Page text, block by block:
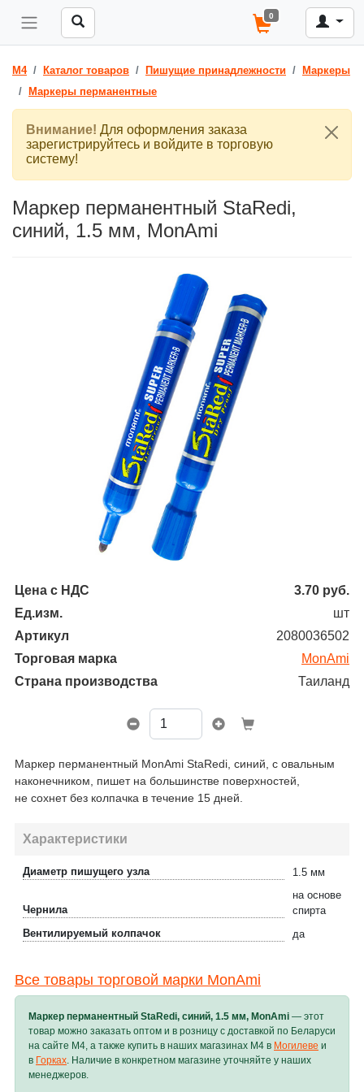
0
M4 Каталог товаров Пишущие принадлежности
Маркеры
Маркеры перманентные
Внимание! Для оформления заказа
зарегистрируйтесь и войдите в торговую
систему!
Маркер перманентный StaRedi,
синий, 1.5 мм, MonAmi
Цена с НДС 3.70 руб.
Ед.изм.
шт
Артикул
2080036502
Торговая марка
MonAmi
Страна производства
Таиланд
Маркер перманентный MonAmi StaRedi, синий, с овальным
наконечником, пишет на большинстве поверхностей,
не сохнет без колпачка в течение 15 дней.
Характеристики
Диаметр пишущего узла 1.5 мм
Чернила
на основе
спирта
Вентилируемый колпачок
да
Все товары торговой марки MonAmi
Маркер перманентный StaRedi, синий, 1.5 мм, MonAmi — этот
товар можно заказать оптом и в розницу с доставкой по Беларуси
на сайте M4, а также купить в наших магазинах M4 в Могилеве и
в Горках . Наличие в конкретном магазине уточняйте у наших
менеджеров.